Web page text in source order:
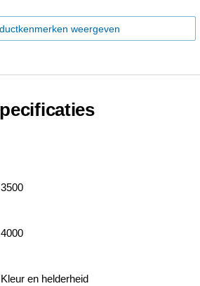
weergeven
3500
4000
Kleur en helderheid